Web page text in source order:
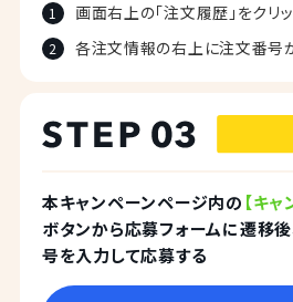
画面右上の「注文履歴」をクリ
各注文情報の右上に注文番号
本キャンペーンページ内の 【キ
ボタンから応募フォームに遷移
号を入力して応募する